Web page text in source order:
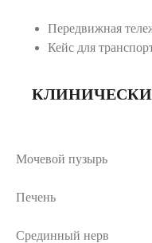
Передвижная
Кейс для
Мочевой пузырь
Печень
Срединный нерв